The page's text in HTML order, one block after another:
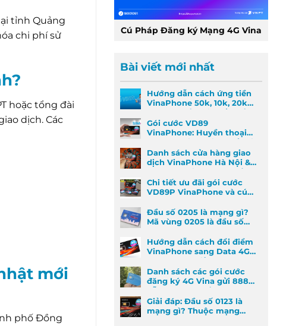
tỉnh Quảng
chi phí sử
hoặc tổng đài
dịch. Các
mới
phố Đồng
Cú Pháp Đăng ký Mạng 4G Vina
Bài viết mới nhất
Hướng dẫn cách ứng tiền
VinaPhone 50k, 10k, 20k
nhanh nhất khi khẩn cấp
Gói cước VD89
VinaPhone: Huyền thoại
Data & Gọi thoại đã trở lại
Danh sách cửa hàng giao
dịch VinaPhone Hà Nội &
Cách tìm VinaPhone gần
đây
Chi tiết ưu đãi gói cước
VD89P VinaPhone và cú
Đầu số 0205 là mạng gì?
Mã vùng 0205 là đầu số
Hướng dẫn cách đổi điểm
VinaPhone sang Data 4G
cực kỳ đơn giản
Danh sách các gói cước
đăng ký 4G Vina gửi 888
dễ đăng ký nhất
Giải đáp: Đầu số 0123 là
mạng gì? Thuộc mạng